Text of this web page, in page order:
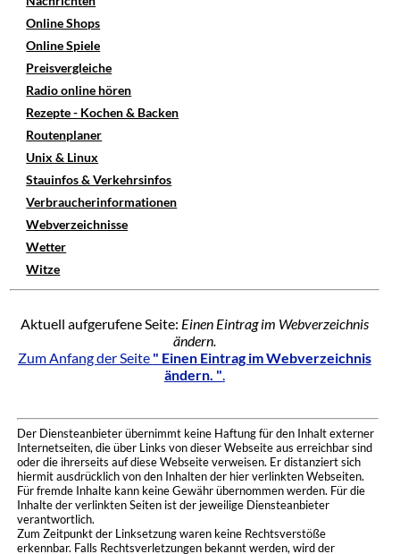
Online Shops
Online Spiele
Preisvergleiche
Radio online hören
Rezepte - Kochen & Backen
Routenplaner
Unix & Linux
Stauinfos & Verkehrsinfos
Verbraucherinformationen
Webverzeichnisse
Wetter
Witze
Aktuell aufgerufene Seite: Einen Eintrag im Webverzeichnis
ändern.
Zum Anfang der Seite " Einen Eintrag im Webverzeichnis
ändern. ".
Der Diensteanbieter übernimmt keine Haftung für den Inhalt externer
Internetseiten, die über Links von dieser Webseite aus erreichbar sind
oder die ihrerseits auf diese Webseite verweisen. Er distanziert sich
hiermit ausdrücklich von den Inhalten der hier verlinkten Webseiten.
Für fremde Inhalte kann keine Gewähr übernommen werden. Für die
Inhalte der verlinkten Seiten ist der jeweilige Diensteanbieter
verantwortlich.
Zum Zeitpunkt der Linksetzung waren keine Rechtsverstöße
erkennbar. Falls Rechtsverletzungen bekannt werden, wird der